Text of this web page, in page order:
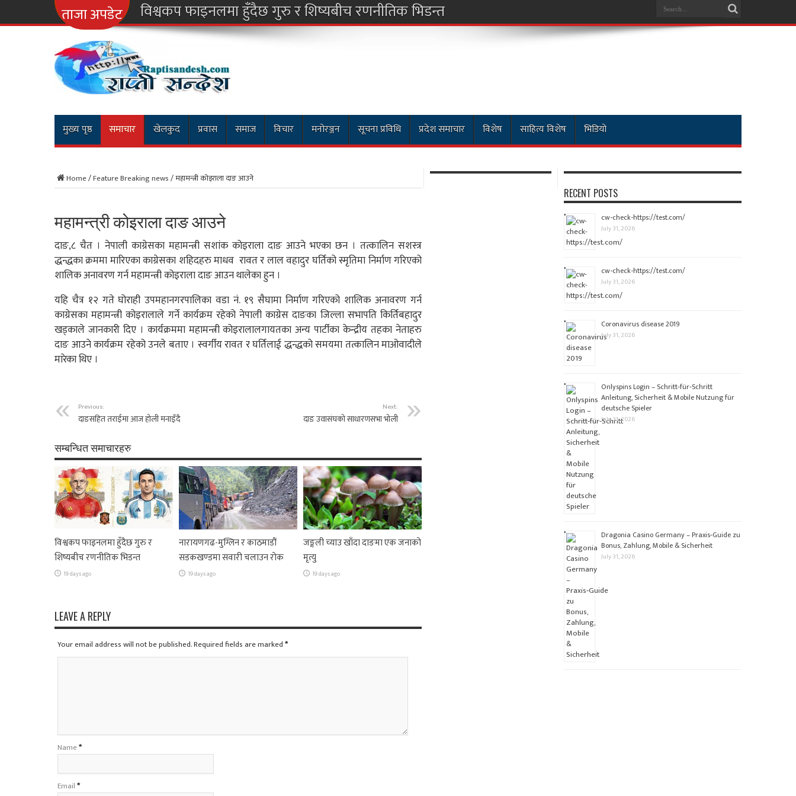
ताजा अपडेट नारायणगढ
मुख्य पृष्ठ समाचार खेलकुद प्रवास समाज विचार मनोरञ्जन सूचना प्रविधि प्रदेश समाचार विशेष साहित्य विशेष भिडियो
Home/Feature Breaking news/महामन्त्री कोइराला दाङ आउने
महामन्त्री कोइराला दाङ आउने
दाङ,८ चैत । नेपाली काग्रेसका महामन्त्री सशांक कोइराला दाङ आउने भएका छन । तत्कालिन सशस्त्र
द्धन्द्धका क्रममा मारिएका काग्रेसका शहिदहरु माधव रावत र लाल वहादुर घर्तिको स्मृतिमा निर्माण गरिएको
शालिक अनावरण गर्न महामन्त्री कोइराला दाङ आउन थालेका हुन ।
यहि चैत्र १२ गते घोराही उपमहानगरपालिका वडा नं. १९ सैघामा निर्माण गरिएको शालिक अनावरण गर्न
काग्रेसका महामन्त्री कोइरालाले गर्ने कार्यक्रम रहेको नेपाली काग्रेस दाङका जिल्ला सभापति किर्तिबहादुर
खड्काले जानकारी दिए । कार्यक्रममा महामन्त्री कोइरालालगायतका अन्य पार्टीका केन्द्रीय तहका नेताहरु
दाङ आउने कार्यक्रम रहेको उनले बताए । स्वर्गीय रावत र घर्तिलाई द्धन्द्धको समयमा तत्कालिन माओवादीले
मारेका थिए ।
Previous:
दाङसहित तराईमा आज होली मनाइँदै
Next:
दाङ उवासंघको साधारणसभा भोली
सम्बन्धित समाचारहरु
विश्वकप फाइनलमा हुँदैछ गुरु र
शिष्यबीच रणनीतिक भिडन्त
19 days ago
नारायणगढ-मुग्लिन र काठमाडौं
सडकखण्डमा सवारी चलाउन रोक
19 days ago
जङ्गली च्याउ खाँदा दाङमा एक जनाको
मृत्यु
19 days ago
LEAVE A REPLY
Your email address will not be published. Required fields are marked*
Name*
Email*
RECENT POSTS
cw-check-https://test.com/
July 31, 2026
cw-check-https://test.com/
July 31, 2026
Coronavirus disease 2019
July 31, 2026
Onlyspins Login – Schritt‑für‑Schritt
Anleitung, Sicherheit & Mobile Nutzung für
deutsche Spieler
July 31, 2026
Dragonia Casino Germany – Praxis‑Guide zu
Bonus, Zahlung, Mobile & Sicherheit
July 31, 2026